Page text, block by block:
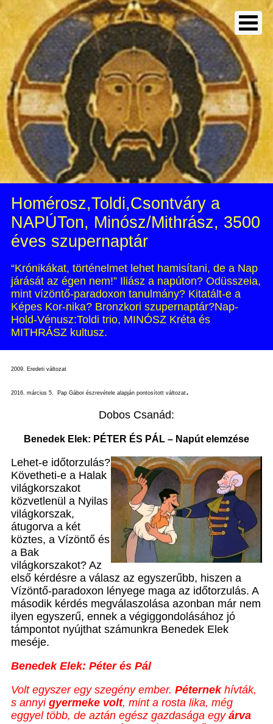
Homérosz,Toldi,Csontváry a
NAPÚTon, Minósz/Mithrász, 3500
éves szupernaptár
“Krónikákat, történelmet lehet hamisítani, de a Nap
járását az égen nem!” Iliász a napúton? Odüsszeia,
mint vízöntő-paradoxon tanulmány? Kitatált-e a
Képes Kor-nika? Bronzkori szupernaptár?Nap-
Hold-Vénusz:Toldi trio, MINÓSZ Kréta és
MITHRÁSZ kultusz.
2009. Eredeti változat
2016. március 5. Pap Gábor észrevétele alapján pontosított változat.
Dobos Csanád:
Benedek Elek: PÉTER ÉS PÁL – Napút elemzése
Lehet-e időtorzulás?
Követheti-e a Halak
világkorszakot
közvetlenül a Nyilas
világkorszak,
átugorva a két
köztes, a Vízöntő és
a Bak
világkorszakot? Az
első kérdésre a válasz az egyszerűbb, hiszen a
Vízöntő-paradoxon lényege maga az időtorzulás. A
második kérdés megválaszolása azonban már nem
ilyen egyszerű, ennek a végiggondolásához jó
támpontot nyújthat számunkra Benedek Elek
meséje.
Benedek Elek: Péter és Pál
Volt egyszer egy szegény ember. Péternekhívták,
s annyi gyermeke volt, mint a rosta lika, még
eggyel több, de aztán egész gazdasága egy árva